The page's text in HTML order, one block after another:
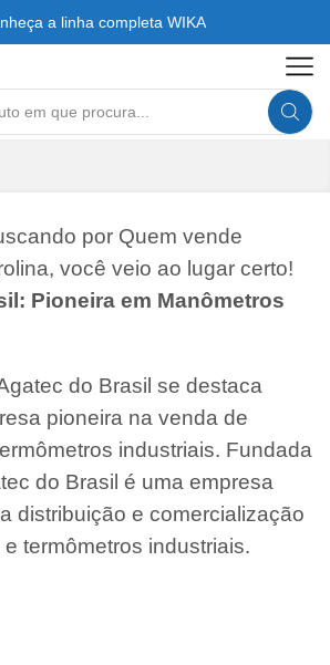
a linha completa WIKA
Search
por Quem vende
você veio ao lugar certo!
Pioneira em Manômetros
do Brasil se destaca
pioneira na venda de
industriais. Fundada
do Brasil é uma empresa
distribuição e comercialização
termômetros industriais.